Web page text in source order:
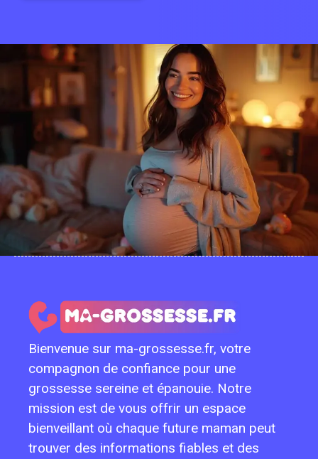
Bienvenue sur ma-grossesse.fr, votre
compagnon de confiance pour une
grossesse sereine et épanouie. Notre
mission est de vous offrir un espace
bienveillant où chaque future maman peut
trouver des informations fiables et des